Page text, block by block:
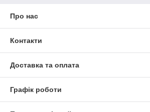
Про нас
Контакти
Доставка та оплата
Графік роботи